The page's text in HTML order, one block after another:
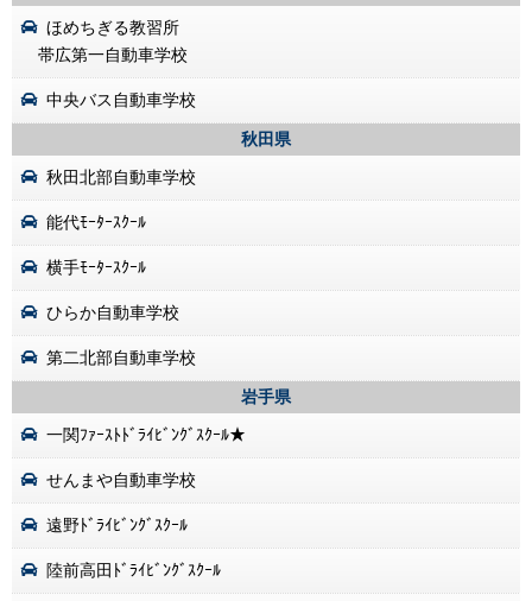
ほめちぎる教習所
帯広第一自動車学校
中央バス自動車学校
秋田県
秋田北部自動車学校
能代ﾓｰﾀｰｽｸｰﾙ
横手ﾓｰﾀｰｽｸｰﾙ
ひらか自動車学校
第二北部自動車学校
岩手県
一関ﾌｧｰｽﾄﾄﾞﾗｲﾋﾞﾝｸﾞｽｸｰﾙ★
せんまや自動車学校
遠野ﾄﾞﾗｲﾋﾞﾝｸﾞｽｸｰﾙ
陸前高田ﾄﾞﾗｲﾋﾞﾝｸﾞｽｸｰﾙ